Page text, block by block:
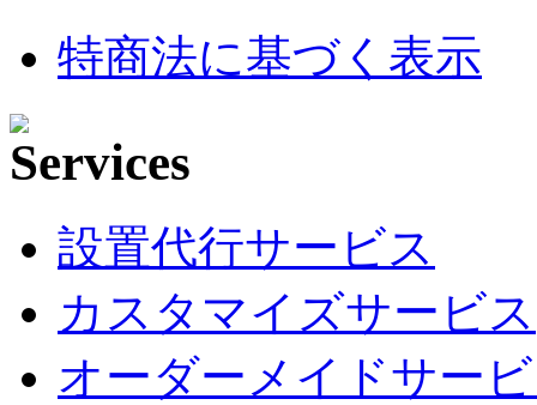
特商法に基づく表示
設置代行サービス
カスタマイズサービス
オーダーメイドサー